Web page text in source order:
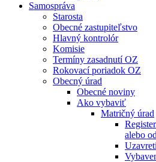
Samospráva
Starosta
Obecné zastupiteľstvo
Hlavný kontrolór
Komisie
Termíny zasadnutí OZ
Rokovací poriadok OZ
Obecný úrad
Obecné noviny
Ako vybaviť
Matričný úrad
alebo